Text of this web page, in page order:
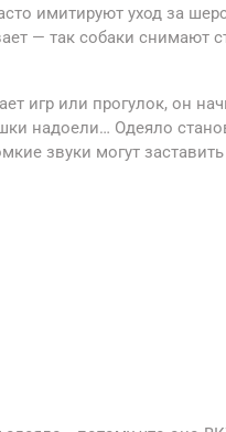
имитируют уход за
— так собаки снимают
игр или прогулок, он
надоели… Одеяло
звуки могут